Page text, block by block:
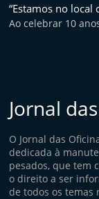
“Estamos no local
Ao celebrar 10
Jornal
O Jornal das
dedicada à
pesados, que tem
o direito a ser
de todos os temas